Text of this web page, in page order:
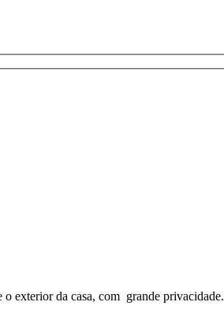
exterior da casa, com grande privacidade.